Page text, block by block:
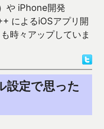
や iPhone開発
によるiOSアプリ開
時々アップしていま
設定で思った